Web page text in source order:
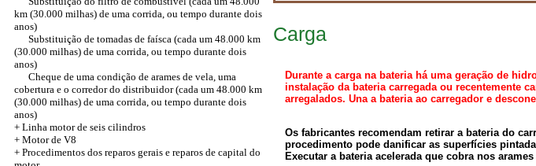
km (30.000 milhas) de uma corrida, ou tempo durante dois
anos)
Substituição de tomadas de faísca (cada um 48.000 km
(30.000 milhas) de uma corrida, ou tempo durante dois
anos)
Cheque de uma condição de arames de vela, uma
cobertura e o corredor do distribuidor (cada um 48.000 km
(30.000 milhas) de uma corrida, ou tempo durante dois
anos)
+ Linha motor de seis cilindros
+ Motor de V8
+ Procedimentos dos reparos gerais e reparos de capital do
Carga
Durante a carga na bateria há uma geração de
instalação da bateria carregada ou recentemente
arregalados. Una a bateria ao carregador e
Os fabricantes recomendam retirar a bateria do
procedimento pode danificar as superfícies
Executar a bateria acelerada que cobra nos